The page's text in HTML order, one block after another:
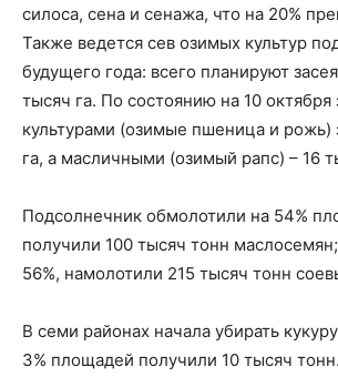
силоса, сена и сенажа, что на 20%
Также ведется сев озимых культур
будущего года: всего планируют
тысяч га. По состоянию на 10
культурами (озимые пшеница и рожь)
га, а масличными (озимый рапс) – 16
Подсолнечник обмолотили на 54%
получили 100 тысяч тонн
56%, намолотили 215 тысяч тонн
В семи районах начала убирать
3% площадей получили 10 тысяч